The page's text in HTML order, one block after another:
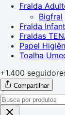
Fralda
Bigfral
Fralda
Fraldas
Papel
Toalha
+1.400
Compartilhar